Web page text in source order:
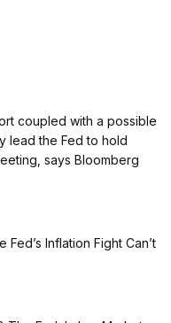
coupled with a possible
lead the Fed to hold
says Bloomberg
Inflation Fight Can’t